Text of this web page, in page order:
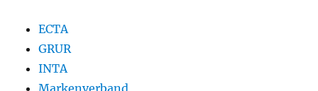
ECTA
GRUR
INTA